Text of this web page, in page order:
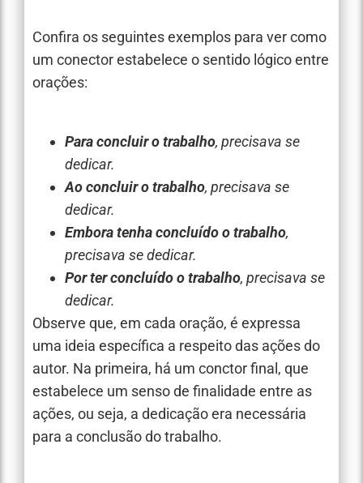
Confira os seguintes exemplos para ver como
um conector estabelece o sentido lógico entre
orações:
Para concluir o trabalho, precisava se
dedicar.
Ao concluir o trabalho, precisava se
dedicar.
Embora tenha concluído o trabalho,
precisava se dedicar.
Por ter concluído o trabalho, precisava se
dedicar.
Observe que, em cada oração, é expressa
uma ideia específica a respeito das ações do
autor. Na primeira, há um conctor final, que
estabelece um senso de finalidade entre as
ações, ou seja, a dedicação era necessária
para a conclusão do trabalho.